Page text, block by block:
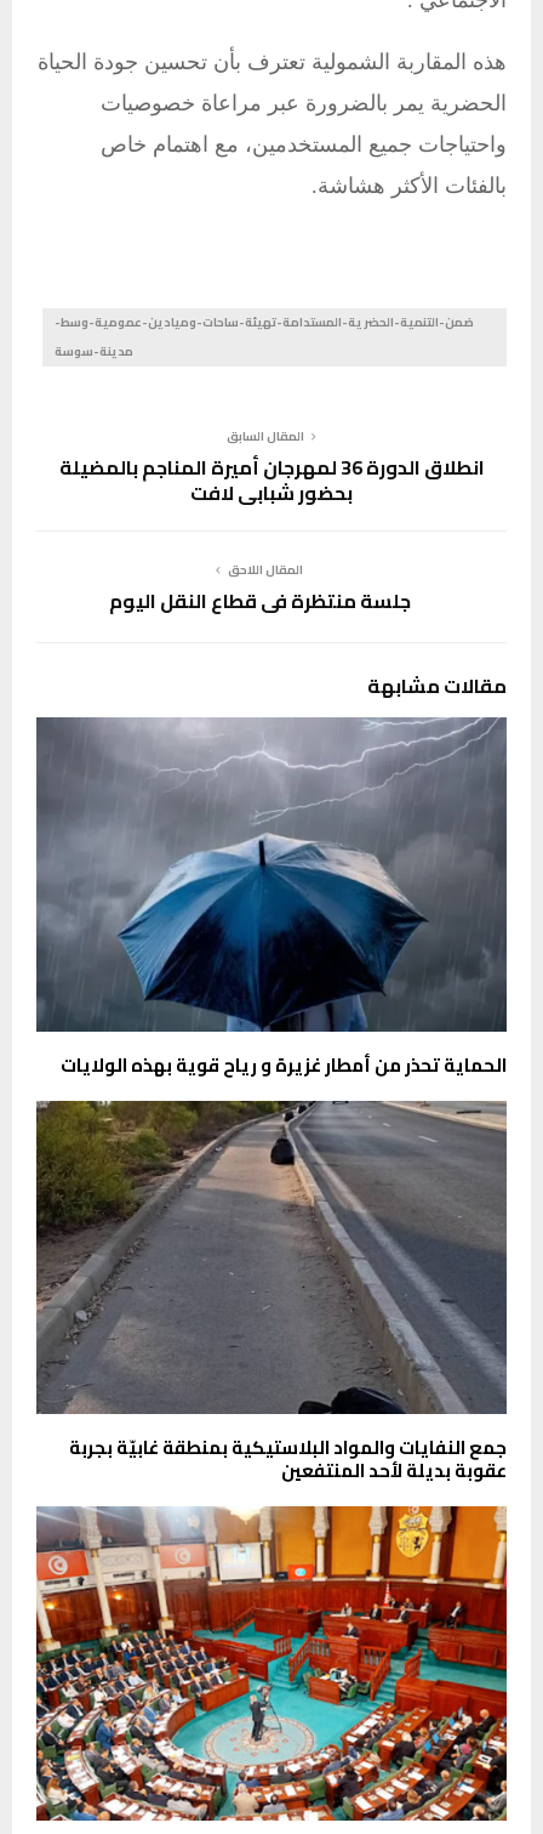
هذه المقاربة الشمولية تعترف بأن تحسين جودة الحياة
الحضرية يمر بالضرورة عبر مراعاة خصوصيات
واحتياجات جميع المستخدمين، مع اهتمام خاص
بالفئات الأكثر هشاشة.
ضمن-التنمية-الحضرية-المستدامة-تهيئة-ساحات-وميادين-عمومية-وسط-
مدينة-سوسة
المقال السابق
انطلاق الدورة 36 لمهرجان أميرة المناجم بالمضيلة
بحضور شبابي لافت
المقال اللاحق
جلسة منتظرة في قطاع النقل اليوم
مقالات مشابهة
الحماية تحذر من أمطار غزيرة و رياح قوية بهذه الولايات
جمع النفايات والمواد البلاستيكية بمنطقة غابيّة بجربة
عقوبة بديلة لأحد المنتفعين